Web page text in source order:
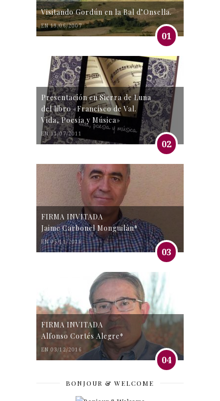
Visitando Gordún en la Bal d’Onsella.
EN 19/06/2007
01
Presentación en Sierra de Luna
del libro «Francisco de Val.
Vida, Poesía y Música»
EN 31/07/2011
02
FIRMA INVITADA
Jaime Carbonel Monguilán*
EN 05/11/2016
03
FIRMA INVITADA
Alfonso Cortés Alegre*
EN 03/12/2016
04
BONJOUR & WELCOME